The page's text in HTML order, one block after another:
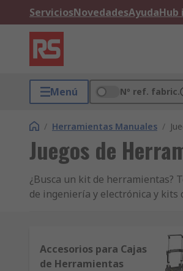
ServiciosNovedadesAyudaHub
Menú Nº ref. fabric.
/ Herramientas Manuales /
Juegos de
¿Busca un kit de herramientas?
de ingeniería y electrónica y kits
Accesorios para Cajas
de Herramientas